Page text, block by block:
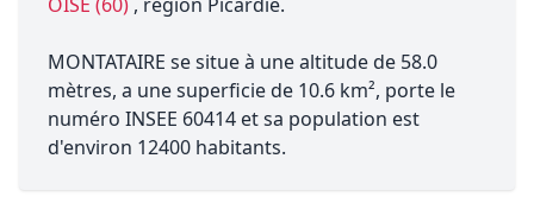
MONTATAIRE se situe à une altitude de 58.0
mètres, a une superficie de 10.6 km², porte le
numéro INSEE 60414 et sa population est
d'environ 12400 habitants.